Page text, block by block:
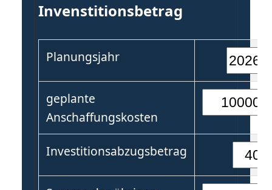
Invenstitionsbetrag
Planungsjahr
geplante
Anschaffungskosten
Investitionsabzugsbetrag